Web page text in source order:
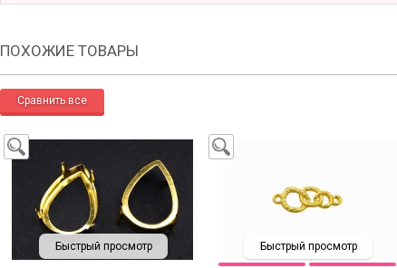
ПОХОЖИЕ ТОВАРЫ
Быстрый просмотр Быстрый просмотр